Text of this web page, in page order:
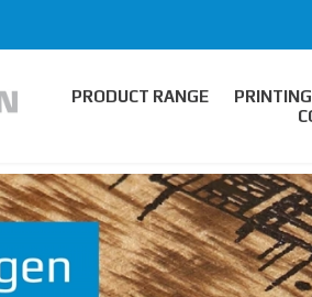
PRODUCT RANGE PRINTING